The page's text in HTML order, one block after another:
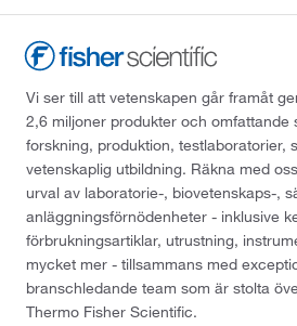
Vi ser till att vetenskapen går framåt
2,6 miljoner produkter och omfattande
forskning, produktion, testlaboratorier,
vetenskaplig utbildning. Räkna med
urval av laboratorie-, biovetenskaps-,
anläggningsförnödenheter - inklusive
förbrukningsartiklar, utrustning,
mycket mer - tillsammans med
branschledande team som är stolta
Thermo Fisher Scientific.